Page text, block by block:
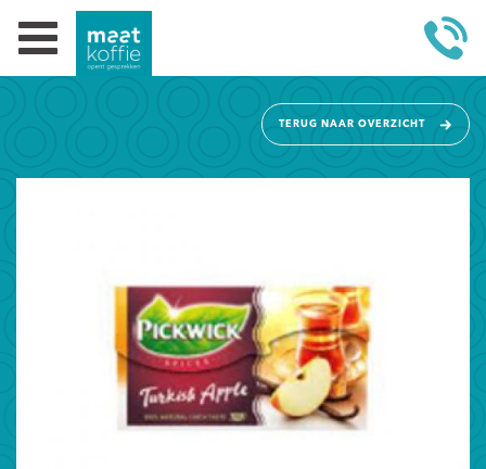
TERUG NAAR OVERZICHT